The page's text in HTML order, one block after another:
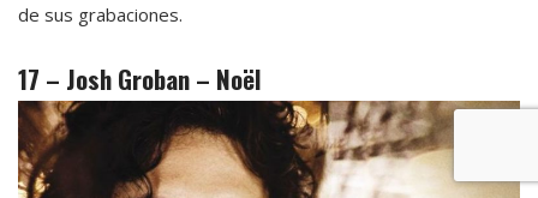
de sus grabaciones.
17 – Josh Groban – Noël